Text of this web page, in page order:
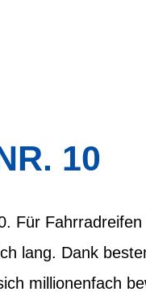
10
Für
lang. Dank
millionenfach